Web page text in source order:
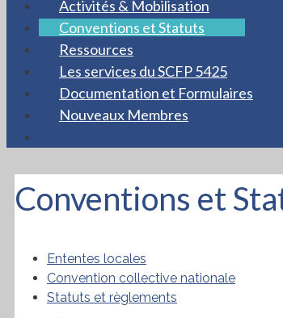
Activités & Mobilisation
Conventions et Statuts
Ressources
Les services du SCFP 5425
Documentation et Formulaires
Nouveaux Membres
Conventions et
Ententes locales
Convention collective nationale
Statuts et règlements